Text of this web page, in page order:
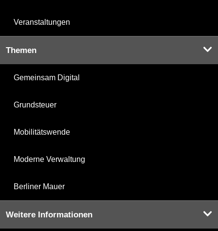
Veranstaltungen
Themen
Gemeinsam Digital
Grundsteuer
Mobilitätswende
Moderne Verwaltung
Berliner Mauer
Weitere Informationen